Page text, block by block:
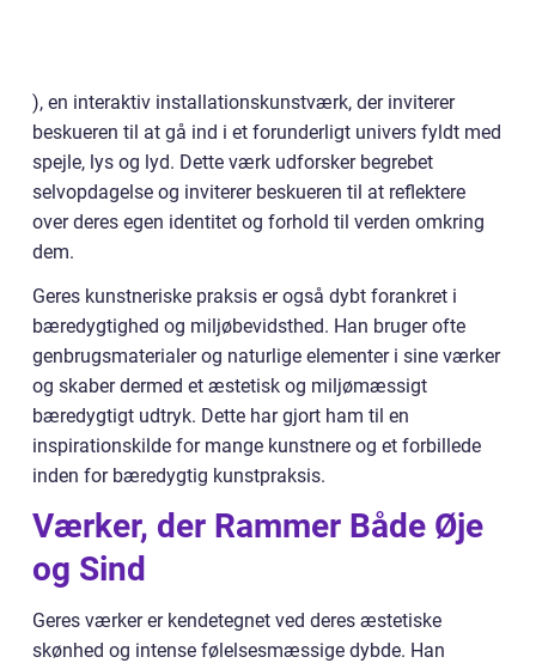
), en interaktiv installationskunstværk, der inviterer
beskueren til at gå ind i et forunderligt univers fyldt med
spejle, lys og lyd. Dette værk udforsker begrebet
selvopdagelse og inviterer beskueren til at reflektere
over deres egen identitet og forhold til verden omkring
dem.
Geres kunstneriske praksis er også dybt forankret i
bæredygtighed og miljøbevidsthed. Han bruger ofte
genbrugsmaterialer og naturlige elementer i sine værker
og skaber dermed et æstetisk og miljømæssigt
bæredygtigt udtryk. Dette har gjort ham til en
inspirationskilde for mange kunstnere og et forbillede
inden for bæredygtig kunstpraksis.
Værker, der Rammer Både Øje
og Sind
Geres værker er kendetegnet ved deres æstetiske
skønhed og intense følelsesmæssige dybde. Han